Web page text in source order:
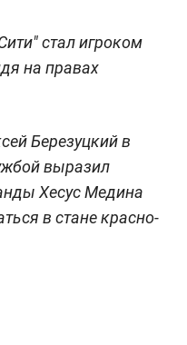
стал игроком
на правах
Березуцкий в
выразил
Хесус Медина
в стане красно-